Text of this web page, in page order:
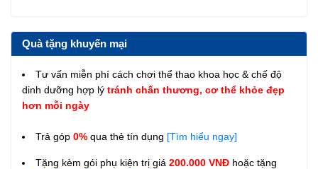
Quà tặng khuyến mại
Tư vấn miễn phí cách chơi thể thao khoa học & chế độ
dinh dưỡng hợp lý tránh chấn thương, cơ thể khỏe đẹp
hơn mỗi ngày
Trả góp 0% qua thẻ tín dụng [Tìm hiểu ngay]
Tặng kèm gói phụ kiện trị giá 200.000 VNĐ hoặc tặng